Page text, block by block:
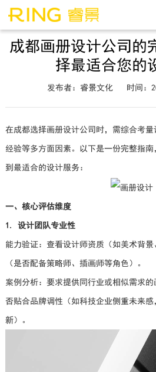
成都画册设计公司的
择最适合您的
发布者：睿景文化 时间：
在成都选择画册设计公司时，需综合考
经验等多方面因素。以下是一份完整指
到最适合的设计服务：
一、核心评估维度
1. 设计团队专业性
能力验证：查看设计师资质（如美术背
（是否配备策略师、插画师等角色）。
案例分析：要求提供同行业或相似需求
否贴合品牌调性（如科技企业侧重未来感
新）。